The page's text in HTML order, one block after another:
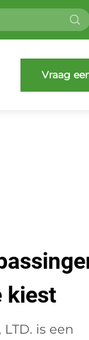
Vraag
kiest
LTD. is een